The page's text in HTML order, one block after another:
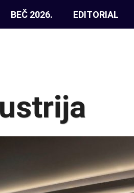
BEČ 2026. EDITORIAL